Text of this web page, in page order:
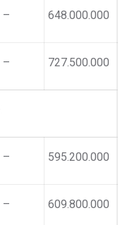
– 648.000.000
– 727.500.000
– 595.200.000
– 609.800.000